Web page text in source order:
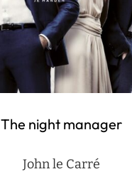
The night manager
John le Carré